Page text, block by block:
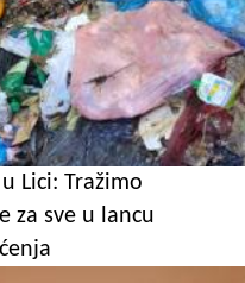
Lici: Tražimo
za sve u lancu